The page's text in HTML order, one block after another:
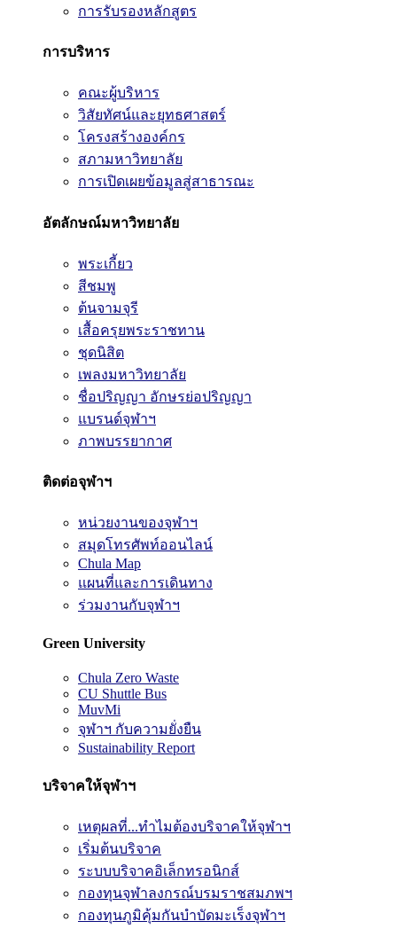
การรับรองหลักสูตร
การบริหาร
คณะผู้บริหาร
วิสัยทัศน์และยุทธศาสตร์
โครงสร้างองค์กร
สภามหาวิทยาลัย
การเปิดเผยข้อมูลสู่สาธารณะ
อัตลักษณ์มหาวิทยาลัย
พระเกี้ยว
สีชมพู
ต้นจามจุรี
เสื้อครุยพระราชทาน
ชุดนิสิต
เพลงมหาวิทยาลัย
ชื่อปริญญา อักษรย่อปริญญา
แบรนด์จุฬาฯ
ภาพบรรยากาศ
ติดต่อจุฬาฯ
หน่วยงานของจุฬาฯ
สมุดโทรศัพท์ออนไลน์
Chula Map
แผนที่และการเดินทาง
ร่วมงานกับจุฬาฯ
Green University
Chula Zero Waste
CU Shuttle Bus
MuvMi
จุฬาฯ กับความยั่งยืน
Sustainability Report
บริจาคให้จุฬาฯ
เหตุผลที่...ทำไมต้องบริจาคให้จุฬาฯ
เริ่มต้นบริจาค
ระบบบริจาคอิเล็กทรอนิกส์
กองทุนจุฬาลงกรณ์บรมราชสมภพฯ
กองทุนภูมิคุ้มกันบำบัดมะเร็งจุฬาฯ